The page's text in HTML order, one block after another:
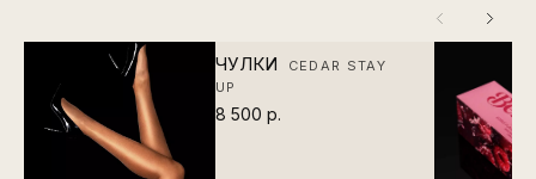
ЧУЛКИ
CEDAR STAY
UP
8 500 р.